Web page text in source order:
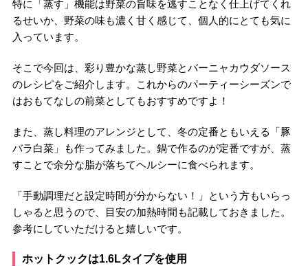
特に「蒸す」機能は野菜の旨味を逃すことなく仕上げてくれ
るせいか、野菜の味も濃く甘く感じて、個人的にとても気に
入っています。
そこで今回は、彩り豊かな蒸し野菜とバーニャカウダソース
のレシピをご紹介します。これからのパーティーシーズンで
はおもてなしの前菜としてもおすすめですよ！
また、蒸し料理のアレンジとして、冬の定番ともいえる「豚
バラ白菜」も作ってみました。鍋で作るのが定番ですが、蒸
すことで余分な脂が落ちてヘルシーに食べられます。
「手動調理だと設定時間が分からない！」という方もいらっ
しゃると思うので、目安の加熱時間も記載しておきました。
参考にしていただけると嬉しいです。
ホットクックは1.6Lタイプを使用